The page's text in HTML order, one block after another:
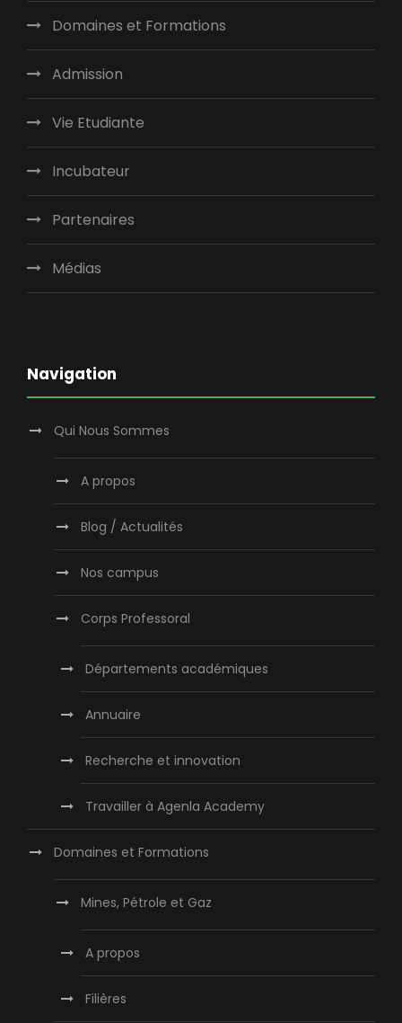
Domaines et Formations
Admission
Vie Etudiante
Incubateur
Partenaires
Médias
Navigation
Qui Nous Sommes
A propos
Blog / Actualités
Nos campus
Corps Professoral
Départements académiques
Annuaire
Recherche et innovation
Travailler à Agenla Academy
Domaines et Formations
Mines, Pétrole et Gaz
A propos
Filières